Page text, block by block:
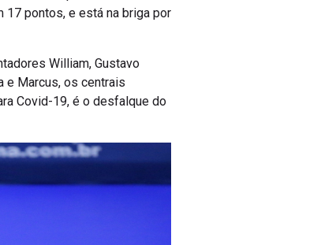
17 pontos, e está na briga por
William, Gustavo
e Marcus, os centrais
Covid-19, é o desfalque do